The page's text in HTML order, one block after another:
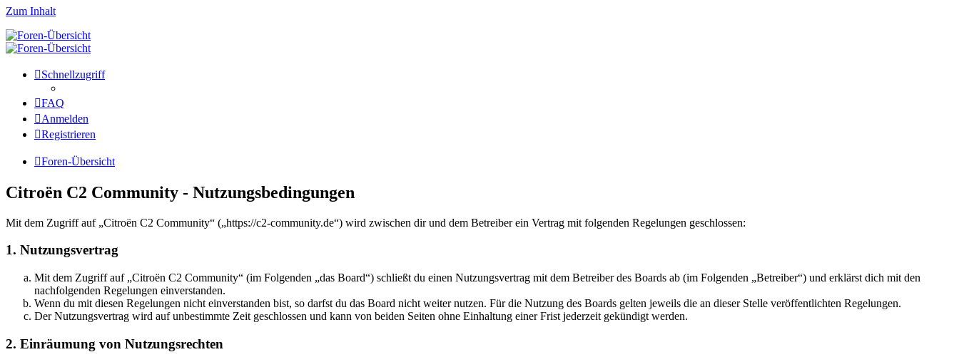
Zum Inhalt
Schnellzugriff
FAQ
Anmelden
Registrieren
Foren-Übersicht
Citroën C2 Community - Nutzungsbedingungen
Mit dem Zugriff auf „Citroën C2 Community“ („https://c2-community.de“) wird zwischen dir und dem Betreiber ein Vertrag mit folgenden Regelungen geschlossen:
1. Nutzungsvertrag
Mit dem Zugriff auf „Citroën C2 Community“ (im Folgenden „das Board“) schließt du einen Nutzungsvertrag mit dem Betreiber des Boards ab (im Folgenden „Betreiber“) und erklärst dich mit den
nachfolgenden Regelungen einverstanden.
Wenn du mit diesen Regelungen nicht einverstanden bist, so darfst du das Board nicht weiter nutzen. Für die Nutzung des Boards gelten jeweils die an dieser Stelle veröffentlichten Regelungen.
Der Nutzungsvertrag wird auf unbestimmte Zeit geschlossen und kann von beiden Seiten ohne Einhaltung einer Frist jederzeit gekündigt werden.
2. Einräumung von Nutzungsrechten